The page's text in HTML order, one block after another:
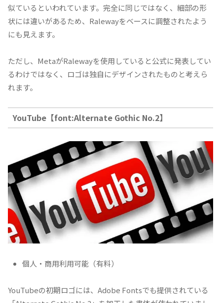
似ているといわれています。完全に同じではなく、細部の形
状には違いがあるため、Ralewayをベースに調整されたよう
にも見えます。
ただし、MetaがRalewayを使用していると公式に発表してい
るわけではなく、ロゴは独自にデザインされたものと考えら
れます。
YouTube【font:Alternate Gothic No.2】
個人・商用利用可能（有料）
YouTubeの初期ロゴには、Adobe Fontsでも提供されている